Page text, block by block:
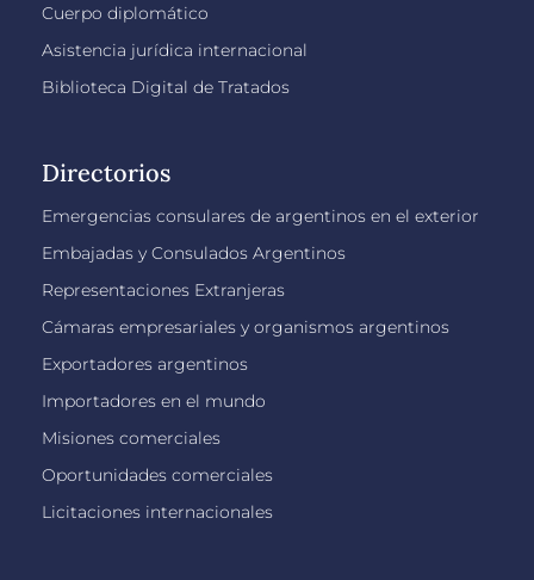
Cuerpo diplomático
Asistencia jurídica internacional
Biblioteca Digital de Tratados
Directorios
Emergencias consulares de argentinos en el exterior
Embajadas y Consulados Argentinos
Representaciones Extranjeras
Cámaras empresariales y organismos argentinos
Exportadores argentinos
Importadores en el mundo
Misiones comerciales
Oportunidades comerciales
Licitaciones internacionales